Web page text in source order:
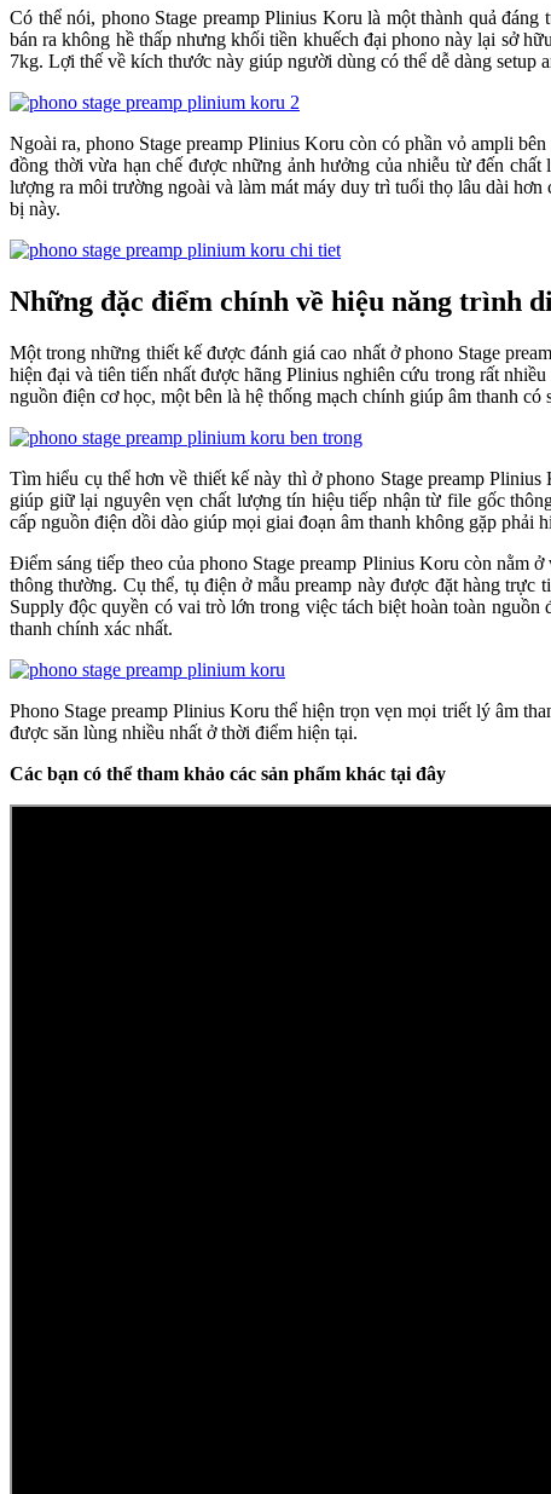
Có thể nói, phono Stage preamp Plinius Koru là một thành quả
bán ra không hề thấp nhưng khối tiền khuếch đại phono này lại sở
7kg. Lợi thế về kích thước này giúp người dùng có thể dễ dàng setup
Ngoài ra, phono Stage preamp Plinius Koru còn có phần vỏ ampli
đồng thời vừa hạn chế được những ảnh hưởng của nhiễu từ đến
lượng ra môi trường ngoài và làm mát máy duy trì tuổi thọ lâu dài
bị này.
Những đặc điểm chính về hiệu năng trình
Một trong những thiết kế được đánh giá cao nhất ở phono Stage
hiện đại và tiên tiến nhất được hãng Plinius nghiên cứu trong rất
nguồn điện cơ học, một bên là hệ thống mạch chính giúp âm thanh
Tìm hiểu cụ thể hơn về thiết kế này thì ở phono Stage preamp
giúp giữ lại nguyên vẹn chất lượng tín hiệu tiếp nhận từ file gốc
cấp nguồn điện dồi dào giúp mọi giai đoạn âm thanh không gặp phải
Điểm sáng tiếp theo của phono Stage preamp Plinius Koru còn
thông thường. Cụ thể, tụ điện ở mẫu preamp này được đặt hàng
Supply độc quyền có vai trò lớn trong việc tách biệt hoàn toàn
thanh chính xác nhất.
Phono Stage preamp Plinius Koru thể hiện trọn vẹn mọi triết lý âm
được săn lùng nhiều nhất ở thời điểm hiện tại.
Các bạn có thể tham khảo các sản phẩm khác tại đây